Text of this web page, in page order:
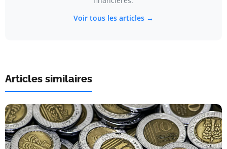
Voir tous les articles →
Articles similaires